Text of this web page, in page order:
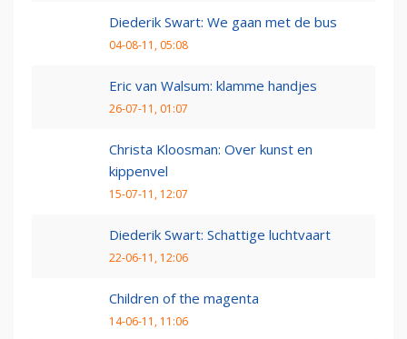
Diederik Swart: We gaan met de bus
04-08-11, 05:08
Eric van Walsum: klamme handjes
26-07-11, 01:07
Christa Kloosman: Over kunst en
kippenvel
15-07-11, 12:07
Diederik Swart: Schattige luchtvaart
22-06-11, 12:06
Children of the magenta
14-06-11, 11:06